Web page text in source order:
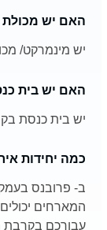
האם יש מכולת
יש מינמרקט/
האם יש בית
יש בית כנסת
כמה יחידות
המארחים
עבורכם בקרבת